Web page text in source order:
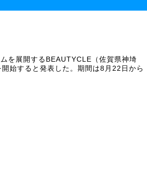
を展開するBEAUTYCLE（佐賀県神埼
始すると発表した。期間は8月22日から